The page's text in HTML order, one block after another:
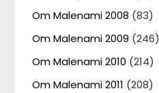
Om Malenami 2008 (83)
Om Malenami 2009 (246)
Om Malenami 2010 (214)
Om Malenami 2011 (208)